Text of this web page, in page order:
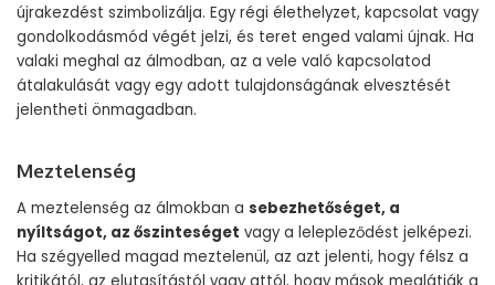
újrakezdést szimbolizálja. Egy régi élethelyzet, kapcsolat vagy
gondolkodásmód végét jelzi, és teret enged valami újnak. Ha
valaki meghal az álmodban, az a vele való kapcsolatod
átalakulását vagy egy adott tulajdonságának elvesztését
jelentheti önmagadban.
Meztelenség
A meztelenség az álmokban a sebezhetőséget, a
nyíltságot, az őszinteséget vagy a lelepleződést jelképezi.
Ha szégyelled magad meztelenül, az azt jelenti, hogy félsz a